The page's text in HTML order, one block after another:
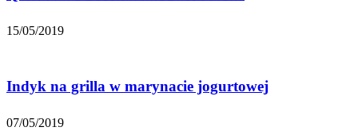
15/05/2019
Indyk na grilla w marynacie jogurtowej
07/05/2019